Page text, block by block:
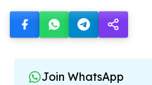
Join WhatsApp